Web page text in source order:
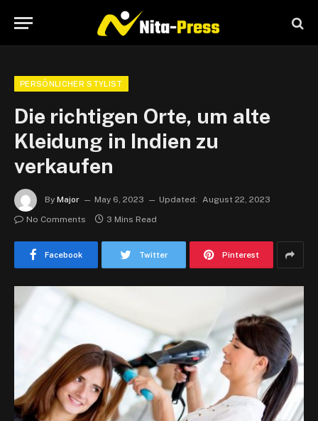
PERSÖNLICHER STYLIST
Die richtigen Orte, um alte
Kleidung in Indien zu
verkaufen
By Major May 6, 2023 Updated: August 22, 2023
No Comments
3 Mins Read
Facebook Twitter Pinterest